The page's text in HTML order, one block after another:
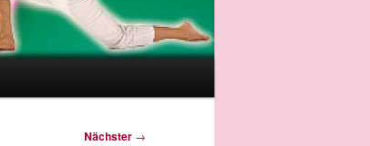
Nächster →